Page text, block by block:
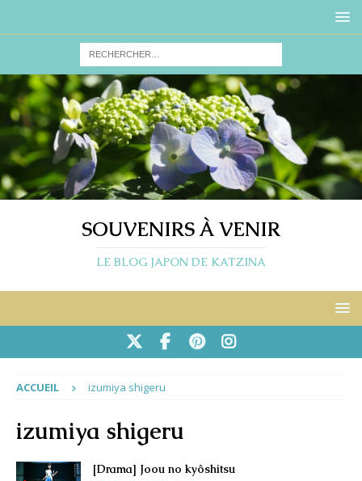
SOUVENIRS À VENIR
LE BLOG JAPON DE KATZINA
ACCUEIL izumiya shigeru
izumiya shigeru
[Drama] Joou no kyôshitsu